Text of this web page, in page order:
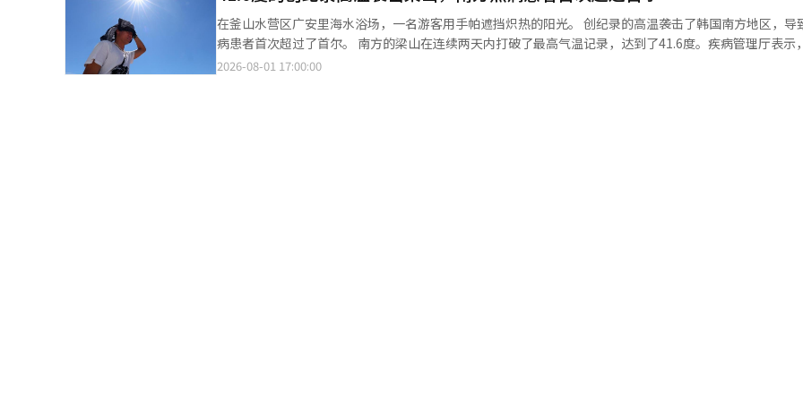
制在每年5%以内，长期续签的住房租金往往低于周边市场价。另一家中介的相关人士表示：“转为出售
通常是租金相对便宜的房源，”并指出“如果出租经营者的房源转为出售，便宜的租赁房源可能会减少。
们的银行房地产研究院表示：“非居住住房持有者为了节税选择实际居住，可能导致原有租赁住房转为实际
风险会增加，因此确认仅通过准确对位骨折部位即可实现稳定治疗具有重要意义。 李永均教授表示：“对老年患者而
言，手术时间延长和出血增多本身就是恢复的重大负担，因此这可以成为在不扩大手术范围的情况下获得
治疗策略依据。” 朴正伟教授指出：“这项研究确认了手术的成功与否并不在于骨片的固定，而在于骨折部位的准确
对位。”※ 本报道经人工智能（AI）系统翻译与编辑。
尔儿童共鸣对话”活动，约100名孕妇及婴幼儿养育者参加。活动以“迎接并陪伴孩子成长的每一个瞬间
参与者围绕怀孕、分娩过程中最难忘的经历，以及最想对家人表达的话语等内容展开交流。 首尔市女性家庭政策室长
马彩淑（音）表示，将以此次共鸣对话收集到的怀孕、分娩和育儿经验及意见为基础，持续完善让市民切身
生育率应对政策，努力打造更加适宜生育和养育子女的首尔。 在韩国一家医院，护士正在照护新生儿。【图片来源
在釜山水营区广安里海水浴场，一名游客用手帕遮挡炽热的阳光。 创纪录的高温袭击了韩国南方地区，导致南方的热
病患者首次超过了首尔。 南方的梁山在连续两天内打破了最高气温记录，达到了41.6度。疾病管理厅表示，热病发生
风险将维持在最高等级的“4级”，直到4日。 根据1日联合新闻的报道，疾病管理厅表示，前一天全国500多家急救
2026-08-01 17:00:00